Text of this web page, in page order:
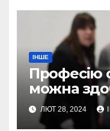
ІНШЕ
Професію
можна
профтехах
ЛЮТ 28, 2024